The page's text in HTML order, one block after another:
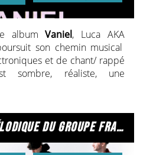
albumVaniel, Luca AKA
son chemin musical
et de chant/ rappé
sombre, réaliste, une
sont d’ailleurs sortis avec
aussi visuellement dansle hardcore mélodique du groupe fragile